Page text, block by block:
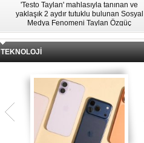
'Testo Taylan' mahlasıyla tanınan ve
yaklaşık 2 aydır tutuklu bulunan Sosyal
Medya Fenomeni Taylan Özgüç
Danyıldız, çıktığı ilk duruşmada serbest
bırakıldı.
TEKNOLOJİ